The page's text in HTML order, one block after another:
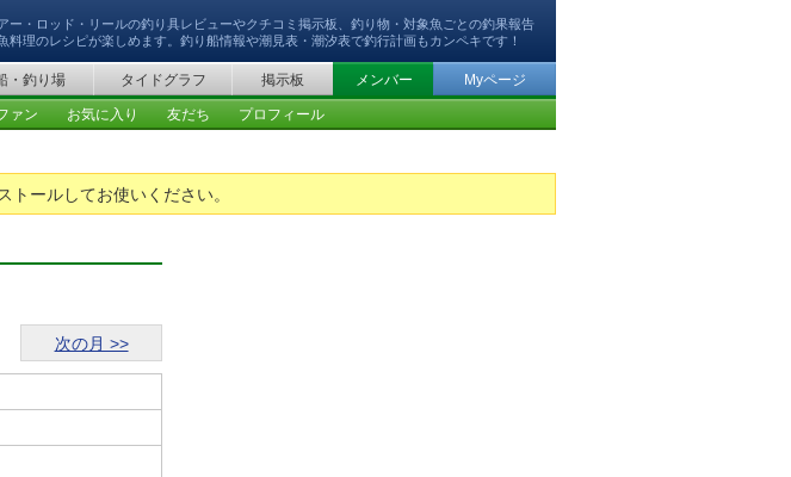
ー・ロッド・リールの釣り具レビューやクチコミ掲示板、釣り物・対象魚ごとの釣果報告
料理のレシピが楽しめます。釣り船情報や潮見表・潮汐表で釣行計画もカンペキです！
・釣り場 タイドグラフ 掲示板 メンバー Myページ
ァン お気に入り 友だち プロフィール
トールしてお使いください。
次の月 >>